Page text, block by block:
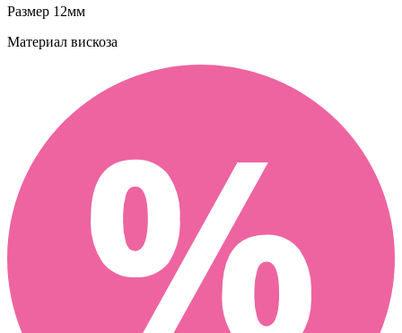
Размер 12мм
Материал вискоза